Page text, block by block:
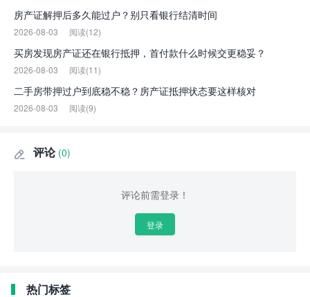
房产证解押后多久能过户？别只看银行结清时间
2026-08-03 阅读(12)
买房发现房产证还在银行抵押，首付款什么时候交更稳妥？
2026-08-03 阅读(11)
二手房带押过户到底稳不稳？房产证抵押状态要这样核对
2026-08-03 阅读(9)
 评论 (0)
评论前需登录！
登录
热门标签